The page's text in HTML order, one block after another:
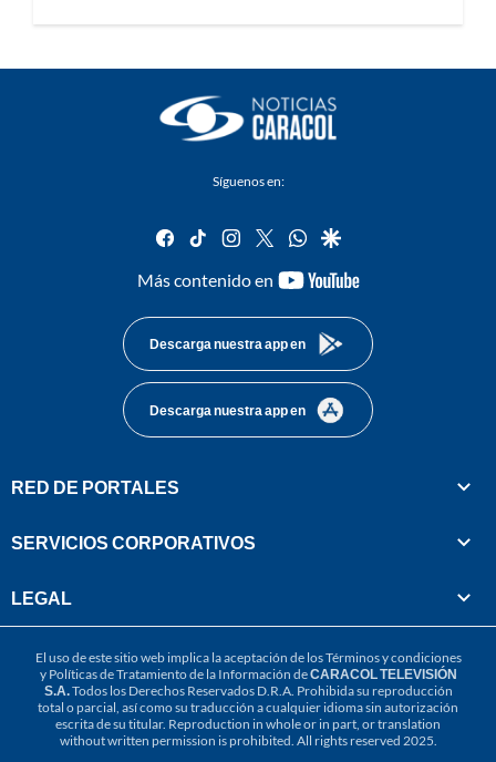
Síguenos en:
facebook
tiktok instagram
twitterwhatsapp
google
Más contenido en
youtube-
Descarga nuestra app en
Descarga nuestra app en
RED DE PORTALES
SERVICIOS CORPORATIVOS
LEGAL
El uso de este sitio web implica la aceptación de losTérminos y condiciones
y Políticas de Tratamiento de la Información deCARACOL TELEVISIÓN
S.A.Todos los Derechos Reservados D.R.A. Prohibida su reproducción
total o parcial, así como su traducción a cualquier idioma sin autorización
escrita de su titular. Reproduction in whole or in part, or translation
without written permission is prohibited. All rights reserved 2025.